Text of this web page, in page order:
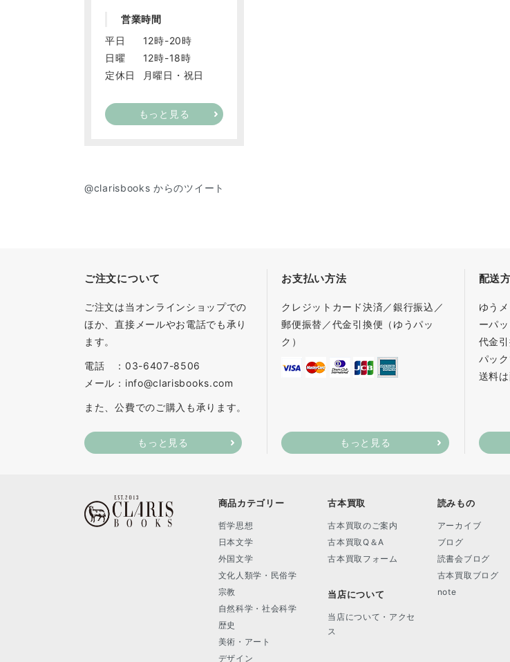
営業時間
平日
12時-20時
日曜
12時-18時
定休日
月曜日・祝日
もっと見る
@clarisbooks からのツイート
ご注文について
ご注文は当オンラインショップでの
ほか、直接メールやお電話でも承り
ます。
電話 ：03-6407-8506
メール：info@clarisbooks.com
また、公費でのご購入も承ります。
もっと見る
お支払い方法
クレジットカード決済／銀行振込／
郵便振替／代金引換便（ゆうパッ
ク）
もっと見る
配送
ゆう
ーパ
代金
パッ
送料
商品カテゴリー
哲学思想
日本文学
外国文学
文化人類学・民俗学
宗教
自然科学・社会科学
歴史
美術・アート
デザイン
古本買取
古本買取のご案内
古本買取Q＆A
古本買取フォーム
当店について
当店について・アクセ
ス
読みもの
アーカイブ
ブログ
読書会ブログ
古本買取ブログ
note